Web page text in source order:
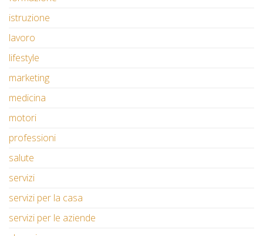
istruzione
lavoro
lifestyle
marketing
medicina
motori
professioni
salute
servizi
servizi per la casa
servizi per le aziende